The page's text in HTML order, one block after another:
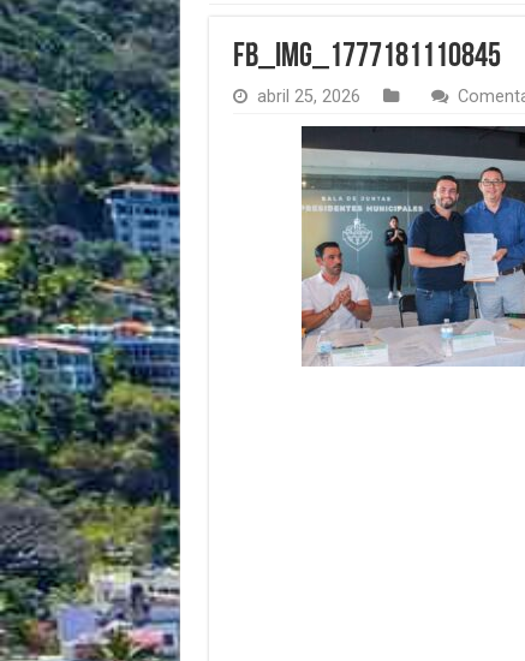
FB_IMG_1777181110845
abril 25, 2026